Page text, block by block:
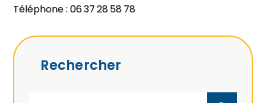
Téléphone : 06 37 28 58 78
Rechercher